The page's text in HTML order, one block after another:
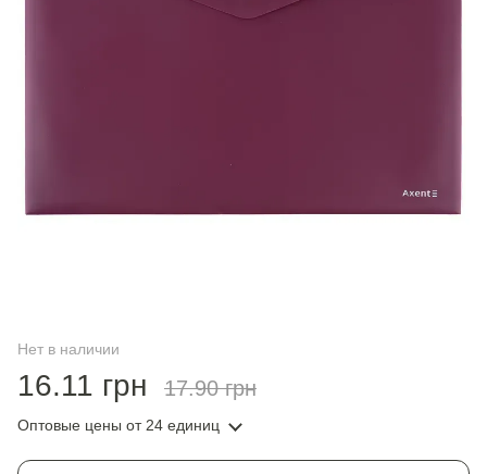
Нет в наличии
16.11 грн 17.90 грн
Оптовые цены от 24 единиц